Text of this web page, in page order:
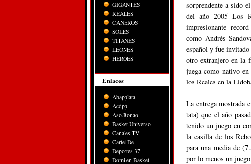
GIGANTES
REALES
CAÑEROS
SOLES
TITANES
LEONES
HEROES
Enlaces
Abapplata
Acdpp
Aso.Bonao
Basket Universo
Canales TV
Cartel De
Deportes 37
Domi en Basket
sorprendente a sido
del año 2005 Los
impresionante
como Andrés
español y fue
otro extranjero en la
juega como nativo
los Reales en la
La entrega mostrada
tata) que el año
tenido un juego en
la casilla de los
para una media de
por lo menos un